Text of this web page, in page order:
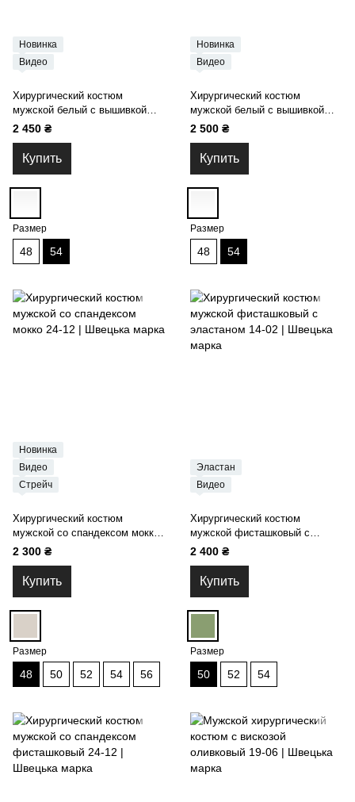
Новинка
Видео
Хирургический костюм
мужской белый с вышивкой
Smile и брюками на завязках
2 450 ₴
Купить
Размер
48 54
Новинка
Видео
Хирургический костюм
мужской белый с вышивкой
Smile 19-06
2 500 ₴
Купить
Размер
48 54
Новинка
Видео
Стрейч
Хирургический костюм
мужской со спандексом мокко
24-12
2 300 ₴
Купить
Размер
48 50 52 54 56
Эластан
Видео
Хирургический костюм
мужской фисташковый с
эластаном 14-02
2 400 ₴
Купить
Размер
50 52 54